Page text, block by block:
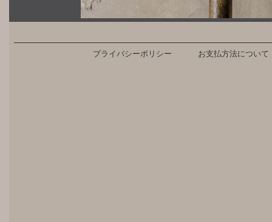
プライバシーポリシー お支払方法について